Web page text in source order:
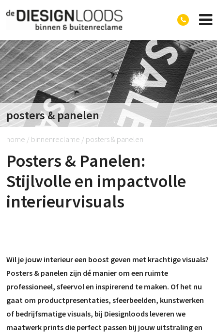
posters & panelen
home / binnenreclame / posters & panelen
Posters & Panelen:
Stijlvolle en impactvolle
interieurvisuals
Wil je jouw interieur een boost geven met krachtige visuals?
Posters & panelen zijn dé manier om een ruimte
professioneel, sfeervol en inspirerend te maken. Of het nu
gaat om productpresentaties, sfeerbeelden, kunstwerken
of bedrijfsmatige visuals, bij Diesignloods leveren we
maatwerk prints die perfect passen bij jouw uitstraling en